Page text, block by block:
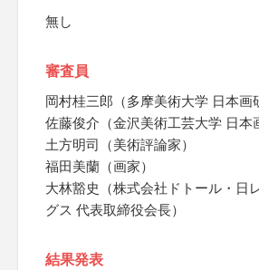
無し
審査員
岡村桂三郎（多摩美術大学 日本画
佐藤俊介（金沢美術工芸大学 日本
土方明司（美術評論家）
福田美蘭（画家）
大林豁史（株式会社ドトール・日
グス 代表取締役会長）
結果発表